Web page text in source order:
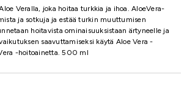
Veralla, joka hoitaa turkkia ja ihoa. AloeVera-
ja sotkuja ja estää turkin muuttumisen
hoitavista ominaisuuksistaan ärtyneelle ja
saavuttamiseksi käytä Aloe Vera -
-hoitoainetta. 500 ml